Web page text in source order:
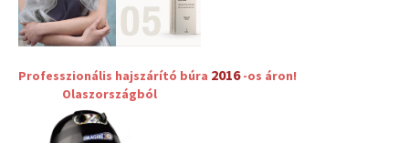
Professzionális hajszárító búra 2016-os áron!
Olaszországból